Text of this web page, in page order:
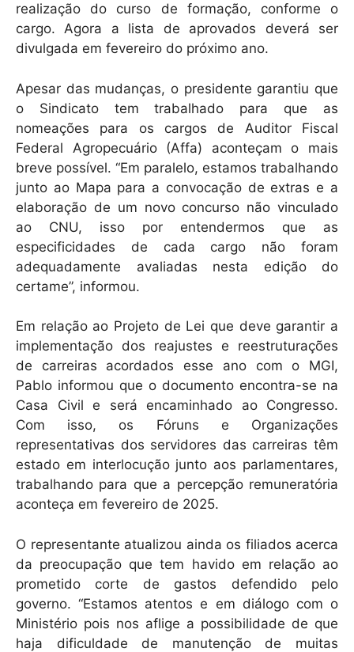
realização do curso de formação, conforme o
cargo. Agora a lista de aprovados deverá ser
divulgada em fevereiro do próximo ano.
Apesar das mudanças, o presidente garantiu que
o Sindicato tem trabalhado para que as
nomeações para os cargos de Auditor Fiscal
Federal Agropecuário (Affa) aconteçam o mais
breve possível. “Em paralelo, estamos trabalhando
junto ao Mapa para a convocação de extras e a
elaboração de um novo concurso não vinculado
ao CNU, isso por entendermos que as
especificidades de cada cargo não foram
adequadamente avaliadas nesta edição do
certame”, informou.
Em relação ao Projeto de Lei que deve garantir a
implementação dos reajustes e reestruturações
de carreiras acordados esse ano com o MGI,
Pablo informou que o documento encontra-se na
Casa Civil e será encaminhado ao Congresso.
Com isso, os Fóruns e Organizações
representativas dos servidores das carreiras têm
estado em interlocução junto aos parlamentares,
trabalhando para que a percepção remuneratória
aconteça em fevereiro de 2025.
O representante atualizou ainda os filiados acerca
da preocupação que tem havido em relação ao
prometido corte de gastos defendido pelo
governo. “Estamos atentos e em diálogo com o
Ministério pois nos aflige a possibilidade de que
haja dificuldade de manutenção de muitas